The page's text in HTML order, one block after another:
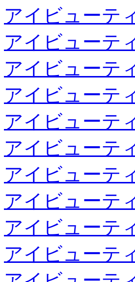
アイビューテ
アイビューテ
アイビューテ
アイビューテ
アイビューテ
アイビューテ
アイビューテ
アイビューテ
アイビューテ
アイビューテ